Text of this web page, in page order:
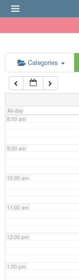
Categories
All-day
6:00 am
7:00 am
8:00 am
9:00 am
10:00 am
11:00 am
12:00 pm
1:00 pm